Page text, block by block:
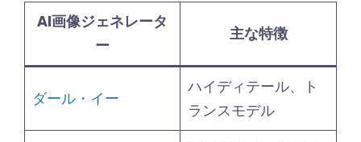
AI画像ジェネレータ
ー
主な特徴
ダール・イー
ハイディテール、ト
ランスモデル